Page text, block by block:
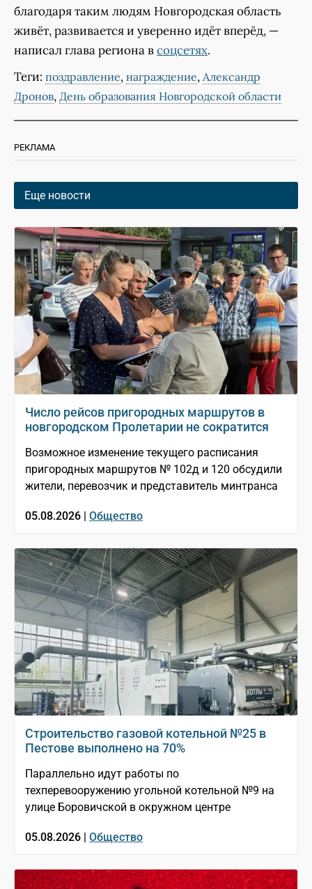
благодаря таким людям Новгородская область
живёт, развивается и уверенно идёт вперёд, —
написал глава региона всоцсетях.
Теги: поздравление, награждение, Александр
Дронов, День образования Новгородской области
РЕКЛАМА
Еще новости
Число рейсов пригородных маршрутов в
новгородском Пролетарии не сократится
Возможное изменение текущего расписания
пригородных маршрутов № 102д и 120 обсудили
жители, перевозчик и представитель минтранса
05.08.2026 | Общество
Строительство газовой котельной №25 в
Пестове выполнено на 70%
Параллельно идут работы по
техперевооружению угольной котельной №9 на
улице Боровичской в окружном центре
05.08.2026 | Общество